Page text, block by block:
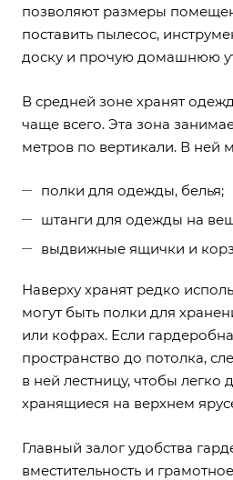
позволяют размеры
поставить пылесос,
доску и прочую домашнюю
В средней зоне хранят
чаще всего. Эта зона
метров по вертикали. В ней
полки для одежды, белья;
штанги для одежды на
выдвижные ящички и
Наверху хранят редко
могут быть полки для
или кофрах. Если
пространство до потолка,
в ней лестницу, чтобы легко
хранящиеся на верхнем
Главный залог удобства
вместительность и